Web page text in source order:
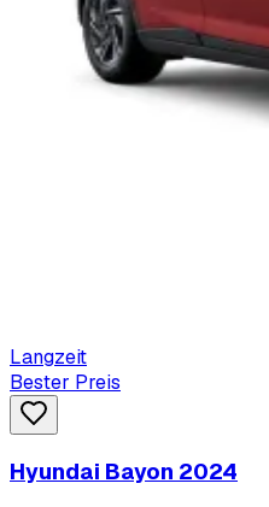
Langzeit
Bester Preis
Hyundai Bayon 2024